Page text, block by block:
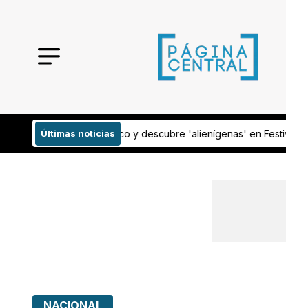
Últimas noticias
'alienígenas' en Festival de VeranoIdentifican a un
NACIONAL